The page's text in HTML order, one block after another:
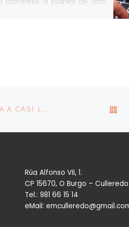
LA INCERTIDUMBRE POR LA GUERRA DE IRÁN LLEVA A CASI LA MITAD DE LOS EMPRESARIOS ESPAÑOLES A REPLANTEAR SU CRECIMIENTO
Rúa Alfonso VII, 1.
CP 15670, O Burgo –
Tel.: 981 66 15 14
eMail: